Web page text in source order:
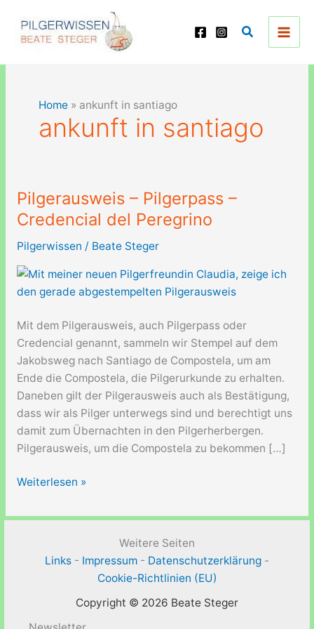
Inhalt
springen
Suchen
Home» ankunft in santiago
ankunft in santiago
Pilgerausweis – Pilgerpass –
Credencial del Peregrino
Pilgerwissen / Beate Steger
Mit dem Pilgerausweis, auch Pilgerpass oder
Credencial genannt, sammeln wir Stempel auf dem
Jakobsweg nach Santiago de Compostela, um am
Ende die Compostela, die Pilgerurkunde zu erhalten.
Daneben gilt der Pilgerausweis auch als Bestätigung,
dass wir als Pilger unterwegs sind und berechtigt uns
damit zum Übernachten in den Pilgerherbergen.
Pilgerausweis, um die Compostela zu bekommen […]
Pilgerausweis
Pilgerpass
Weiterlesen »
Weitere Seiten
Links - Impressum - Datenschutzerklärung -
Cookie-Richtlinien (EU)
Copyright © 2026 Beate Steger